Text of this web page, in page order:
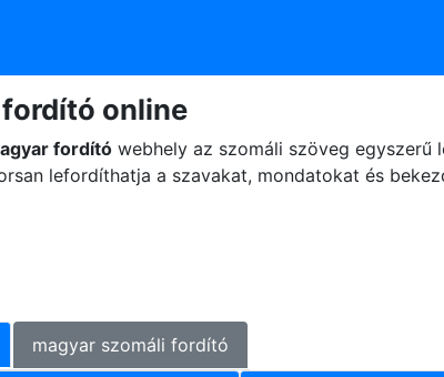
online
fordító webhely az szomáli szöveg egyszerű
lefordíthatja a szavakat, mondatokat és
magyar szomáli fordító